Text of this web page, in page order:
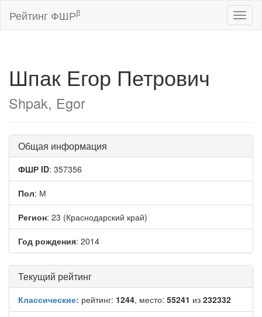
Рейтинг ФШРβ
Шпак Егор Петрович
Shpak, Egor
Общая информация
ФШР ID: 357356
Пол: М
Регион: 23 (Краснодарский край)
Год рождения: 2014
Текущий рейтинг
Классические: рейтинг: 1244, место: 55241 из 232332